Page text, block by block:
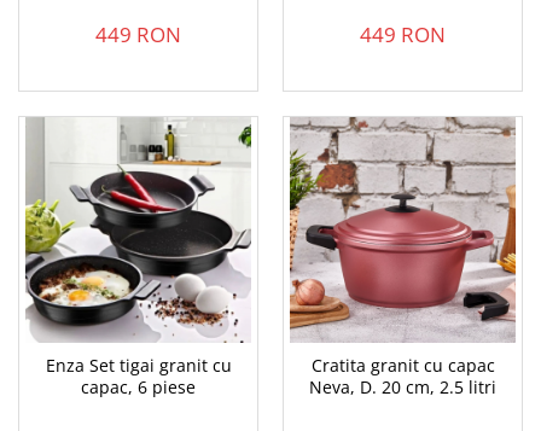
449 RON 449 RON
Enza Set tigai granit cu
capac, 6 piese
Cratita granit cu capac
Neva, D. 20 cm, 2.5 litri